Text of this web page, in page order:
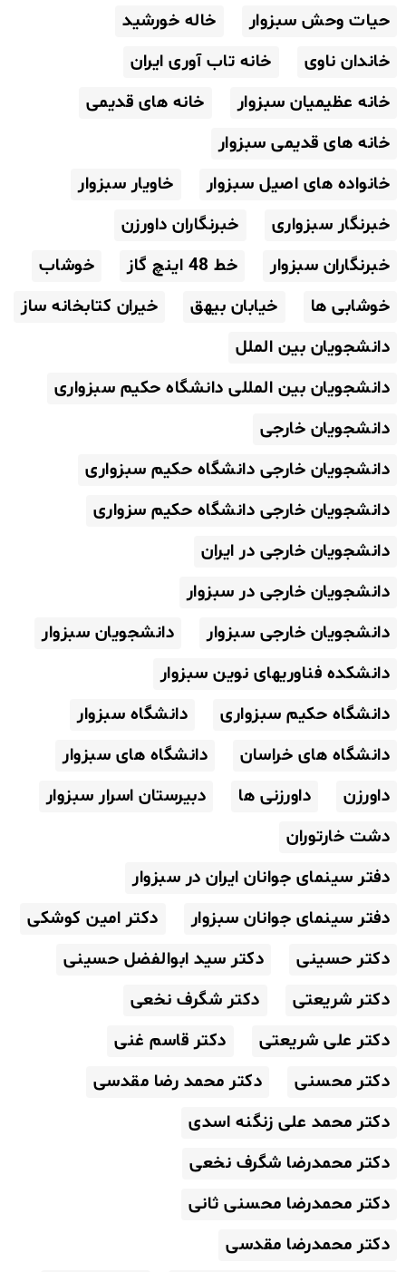
حیات وحش سبزوار
خاله خورشید
خاندان ناوی
خانه تاب آوری ایران
خانه عظیمیان سبزوار
خانه های قدیمی
خانه های قدیمی سبزوار
خانواده های اصیل سبزوار
خاویار سبزوار
خبرنگار سبزواری
خبرنگاران داورزن
خبرنگاران سبزوار
خط 48 اینچ گاز
خوشاب
خوشابی ها
خیابان بیهق
خیران کتابخانه ساز
دانشجویان بین الملل
دانشجویان بین المللی دانشگاه حکیم سبزواری
دانشجویان خارجی
دانشجویان خارجی دانشگاه حکیم سبزواری
دانشجویان خارجی دانشگاه حکیم سزواری
دانشجویان خارجی در ایران
دانشجویان خارجی در سبزوار
دانشجویان خارجی سبزوار
دانشجویان سبزوار
دانشکده فناوریهای نوین سبزوار
دانشگاه حکیم سبزواری
دانشگاه سبزوار
دانشگاه های خراسان
دانشگاه های سبزوار
داورزن
داورزنی ها
دبیرستان اسرار سبزوار
دشت خارتوران
دفتر سینمای جوانان ایران در سبزوار
دفتر سینمای جوانان سبزوار
دکتر امین کوشکی
دکتر حسینی
دکتر سید ابوالفضل حسینی
دکتر شریعتی
دکتر شگرف نخعی
دکتر علی شریعتی
دکتر قاسم غنی
دکتر محسنی
دکتر محمد رضا مقدسی
دکتر محمد علی زنگنه اسدی
دکتر محمدرضا شگرف نخعی
دکتر محمدرضا محسنی ثانی
دکتر محمدرضا مقدسی